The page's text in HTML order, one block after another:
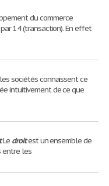
du commerce
14 (transaction). En effet
sociétés connaissent ce
intuitivement de ce que
Le droitest un ensemble de
entre les